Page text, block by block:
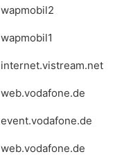
wapmobil2
wapmobil1
internet.vistream.net
web.vodafone.de
event.vodafone.de
web.vodafone.de